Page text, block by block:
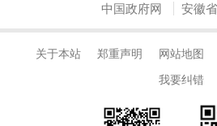
中国政府网 安徽
关于本站 郑重声明 网站地图
我要纠错